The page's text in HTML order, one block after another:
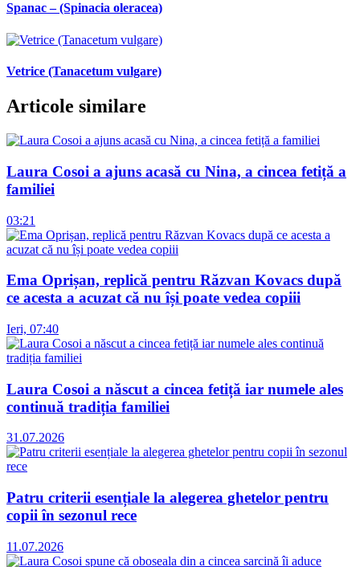
Spanac – (Spinacia oleracea)
Vetrice (Tanacetum vulgare)
Articole similare
Laura Cosoi a ajuns acasă cu Nina, a cincea fetiță a
familiei
03:21
Ema Oprișan, replică pentru Răzvan Kovacs după
ce acesta a acuzat că nu își poate vedea copiii
Ieri, 07:40
Laura Cosoi a născut a cincea fetiță iar numele ales
continuă tradiția familiei
31.07.2026
Patru criterii esențiale la alegerea ghetelor pentru
copii în sezonul rece
11.07.2026